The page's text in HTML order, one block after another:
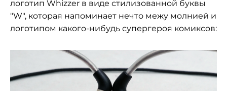
логотип Whizzer в виде стилизованной буквы
"W", которая напоминает нечто межу молнией и
логотипом какого-нибудь супергероя комиксов: